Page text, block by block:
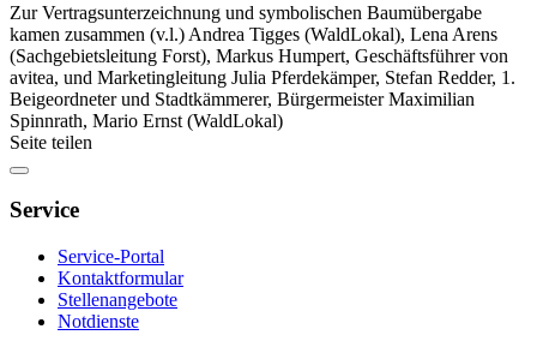
Zur Vertragsunterzeichnung und symbolischen Baumübergabe
kamen zusammen (v.l.) Andrea Tigges (WaldLokal), Lena Arens
(Sachgebietsleitung Forst), Markus Humpert, Geschäftsführer von
avitea, und Marketingleitung Julia Pferdekämper, Stefan Redder, 1.
Beigeordneter und Stadtkämmerer, Bürgermeister Maximilian
Spinnrath, Mario Ernst (WaldLokal)
Seite teilen
Service
Service-Portal
Kontaktformular
Stellenangebote
Notdienste